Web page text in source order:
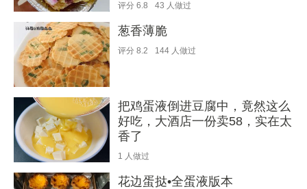
评分 6.8 43 人做过
葱香薄脆
评分 8.2 144 人做过
把鸡蛋液倒进豆腐中，竟然这么
好吃，大酒店一份卖58，实在太
香了
1 人做过
花边蛋挞•全蛋液版本